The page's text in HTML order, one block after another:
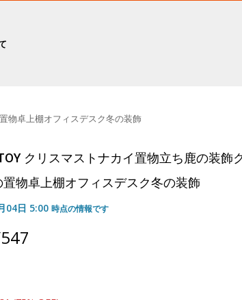
物卓上棚オフィスデスク冬の装飾
クリスマストナカイ置物立ち鹿の装飾
置物卓上棚オフィスデスク冬の装飾
04日 5:00 時点の情報です
547